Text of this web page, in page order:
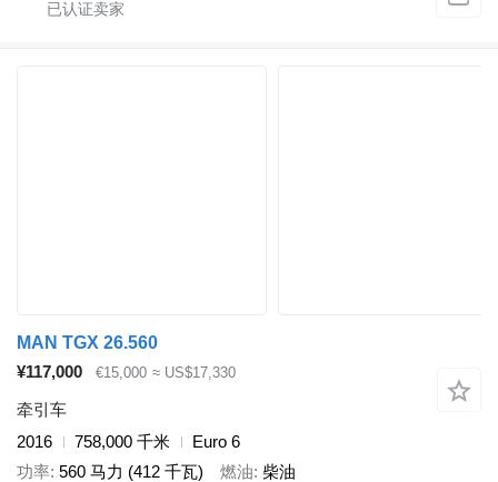
MAN TGX 26.560
¥117,000
€15,000 ≈ US$17,330
牵引车
2016
758,000 千米
Euro 6
功率 560 马力 (412 千瓦) 燃油 柴油